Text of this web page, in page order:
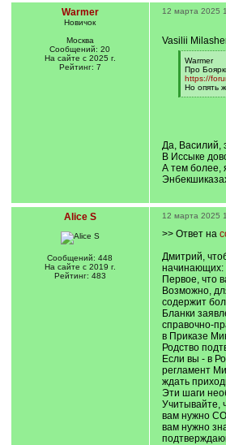
Warmer
Новичок
Москва
Сообщений: 20
На сайте с 2025 г.
Рейтинг: 7
12 марта 2025
Vasilii
[
q
]
Warmer
Про
https://
Но опять
[
Да, Василий,
В Иссыке
А тем более,
Alice S
Сообщений: 448
На сайте с 2019 г.
Рейтинг: 483
12 марта 2025
>> Ответ на
Дмитрий,
начинающих:
Первое, что
Возможно,
содержит
Бланки
справочно-
в Приказе
Родство
Если вы - в
регламент
ждать
Эти шаги
Учитывайте,
вам нужно
вам нужно